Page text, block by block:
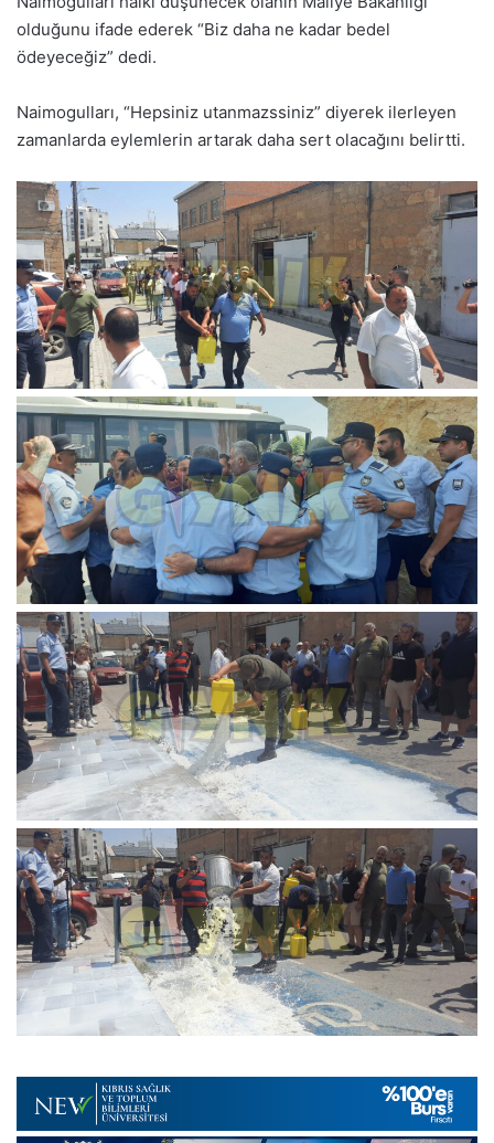
olduğunu ifade ederek “Biz daha ne kadar bedel
ödeyeceğiz” dedi.
Naimogulları, “Hepsiniz utanmazssiniz” diyerek ilerleyen
zamanlarda eylemlerin artarak daha sert olacağını belirtti.